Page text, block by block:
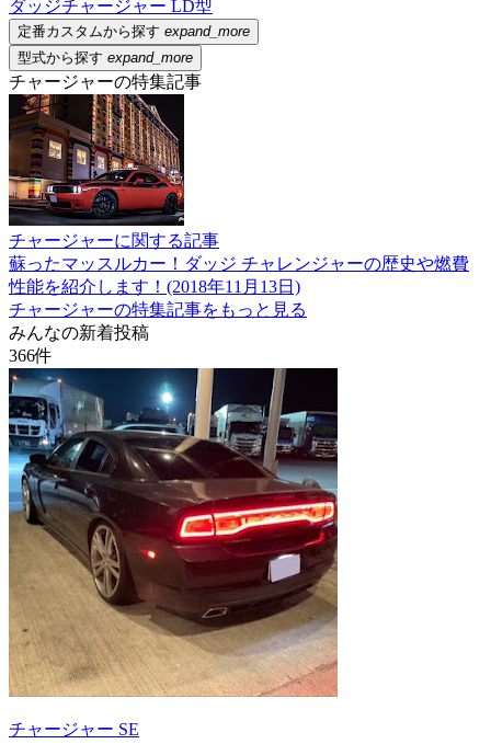
ダッジチャージャー LD型
定番カスタムから探す expand_more
型式から探す expand_more
チャージャーの特集記事
チャージャーに関する記事
蘇ったマッスルカー！ダッジ チャレンジャーの歴史や燃費
性能を紹介します！(2018年11月13日)
チャージャーの特集記事をもっと見る
みんなの新着投稿
366件
チャージャー SE